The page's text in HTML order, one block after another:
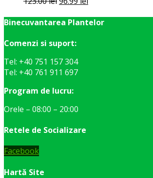
a
123.00 lei.
este:
Binecuvantarea Plantelor
Comenzi si suport:
Tel: +40 751 157 304
Tel: +40 761 911 697
Program de lucru:
Orele – 08:00 – 20:00
Retele de Socializare
Facebook
Hartă Site